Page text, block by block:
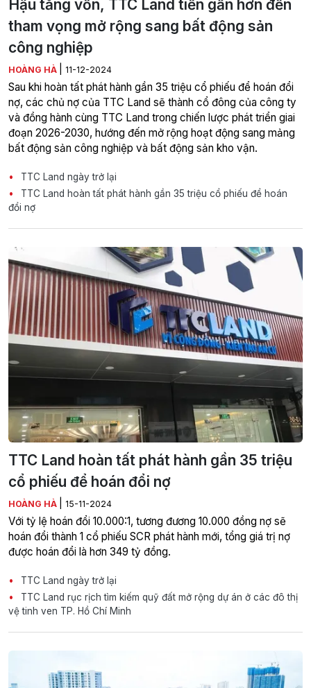
Hậu tăng vốn, TTC Land tiến gần hơn đến
tham vọng mở rộng sang bất động sản
công nghiệp
HOÀNG HÀ 11-12-2024
Sau khi hoàn tất phát hành gần 35 triệu cổ phiếu để hoán đổi
nợ, các chủ nợ của TTC Land sẽ thành cổ đông của công ty
và đồng hành cùng TTC Land trong chiến lược phát triển giai
đoạn 2026-2030, hướng đến mở rộng hoạt động sang mảng
bất động sản công nghiệp và bất động sản kho vận.
TTC Land ngày trở lại
TTC Land hoàn tất phát hành gần 35 triệu cổ phiếu để hoán
đổi nợ
TTC Land hoàn tất phát hành gần 35 triệu
cổ phiếu để hoán đổi nợ
HOÀNG HÀ 15-11-2024
Với tỷ lệ hoán đổi 10.000:1, tương đương 10.000 đồng nợ sẽ
hoán đổi thành 1 cổ phiếu SCR phát hành mới, tổng giá trị nợ
được hoán đổi là hơn 349 tỷ đồng.
TTC Land ngày trở lại
TTC Land rục rịch tìm kiếm quỹ đất mở rộng dự án ở các đô thị
vệ tinh ven TP. Hồ Chí Minh